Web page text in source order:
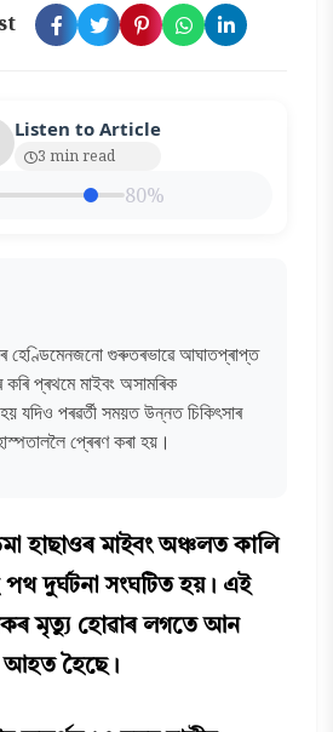
Listen to Article
3 min read
80%
হেণ্ডিমেনজনো গুৰুতৰভাৱে আঘাতপ্ৰাপ্ত
প্ৰথমে মাইবং অসামৰিক
হয় যদিও পৰৱৰ্তী সময়ত উন্নত চিকিৎসাৰ
প্ৰেৰণ কৰা হয়।
হাছাওৰ মাইবং অঞ্চলত কালি
দুৰ্ঘটনা সংঘটিত হয়। এই
মৃত্যু হোৱাৰ লগতে আন
হৈছে।